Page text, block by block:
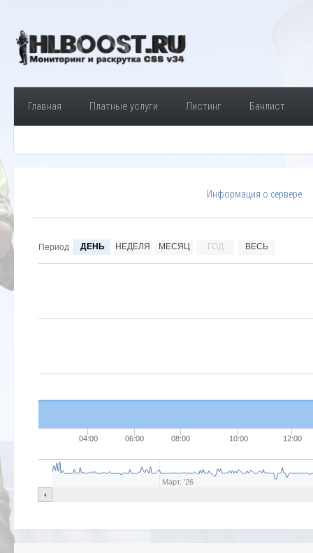
Главная Платные услуги Листинг Банлист
Информация о сервере
Период ДЕНЬ НЕДЕЛЯ МЕСЯЦ ГОД ВЕСЬ
04:00 06:00 08:00 10:00 12:00
Март. '26